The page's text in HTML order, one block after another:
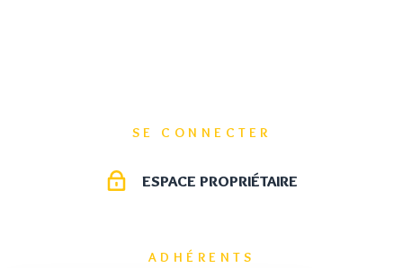
SE CONNECTER
ESPACE PROPRIÉTAIRE
ADHÉRENTS